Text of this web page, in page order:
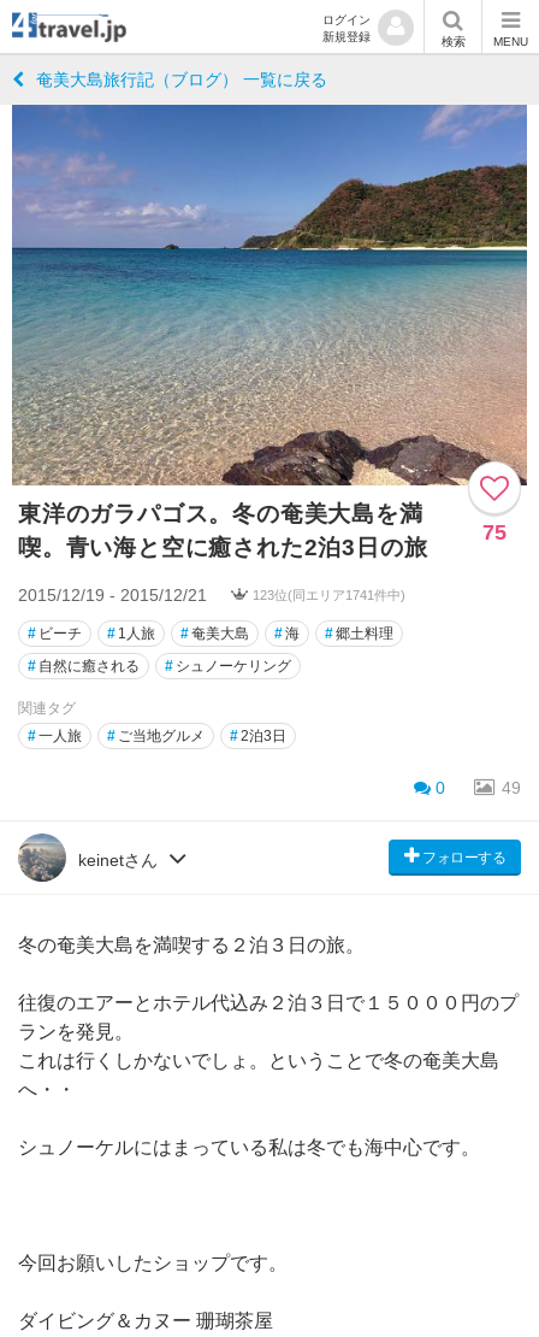
ログイン
新規登録
検索 MENU
奄美大島旅行記（ブログ） 一覧に戻る
東洋のガラパゴス。冬の奄美大島を満
喫。青い海と空に癒された2泊3日の旅
75
2015/12/19 - 2015/12/21 123位(同エリア1741件中)
# ビーチ # 1人旅 #奄美大島 #海 #郷土料理
# 自然に癒される # シュノーケリング
関連タグ
#一人旅 # ご当地グルメ #2泊3日
0 49
keinetさん フォローする
冬の奄美大島を満喫する２泊３日の旅。
往復のエアーとホテル代込み２泊３日で１５０００円のプ
ランを発見。
これは行くしかないでしょ。ということで冬の奄美大島
へ・・
シュノーケルにはまっている私は冬でも海中心です。
今回お願いしたショップです。
ダイビング＆カヌー 珊瑚茶屋